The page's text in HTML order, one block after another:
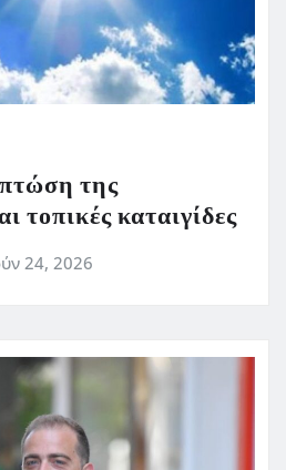
της
τοπικές καταιγίδες
24, 2026